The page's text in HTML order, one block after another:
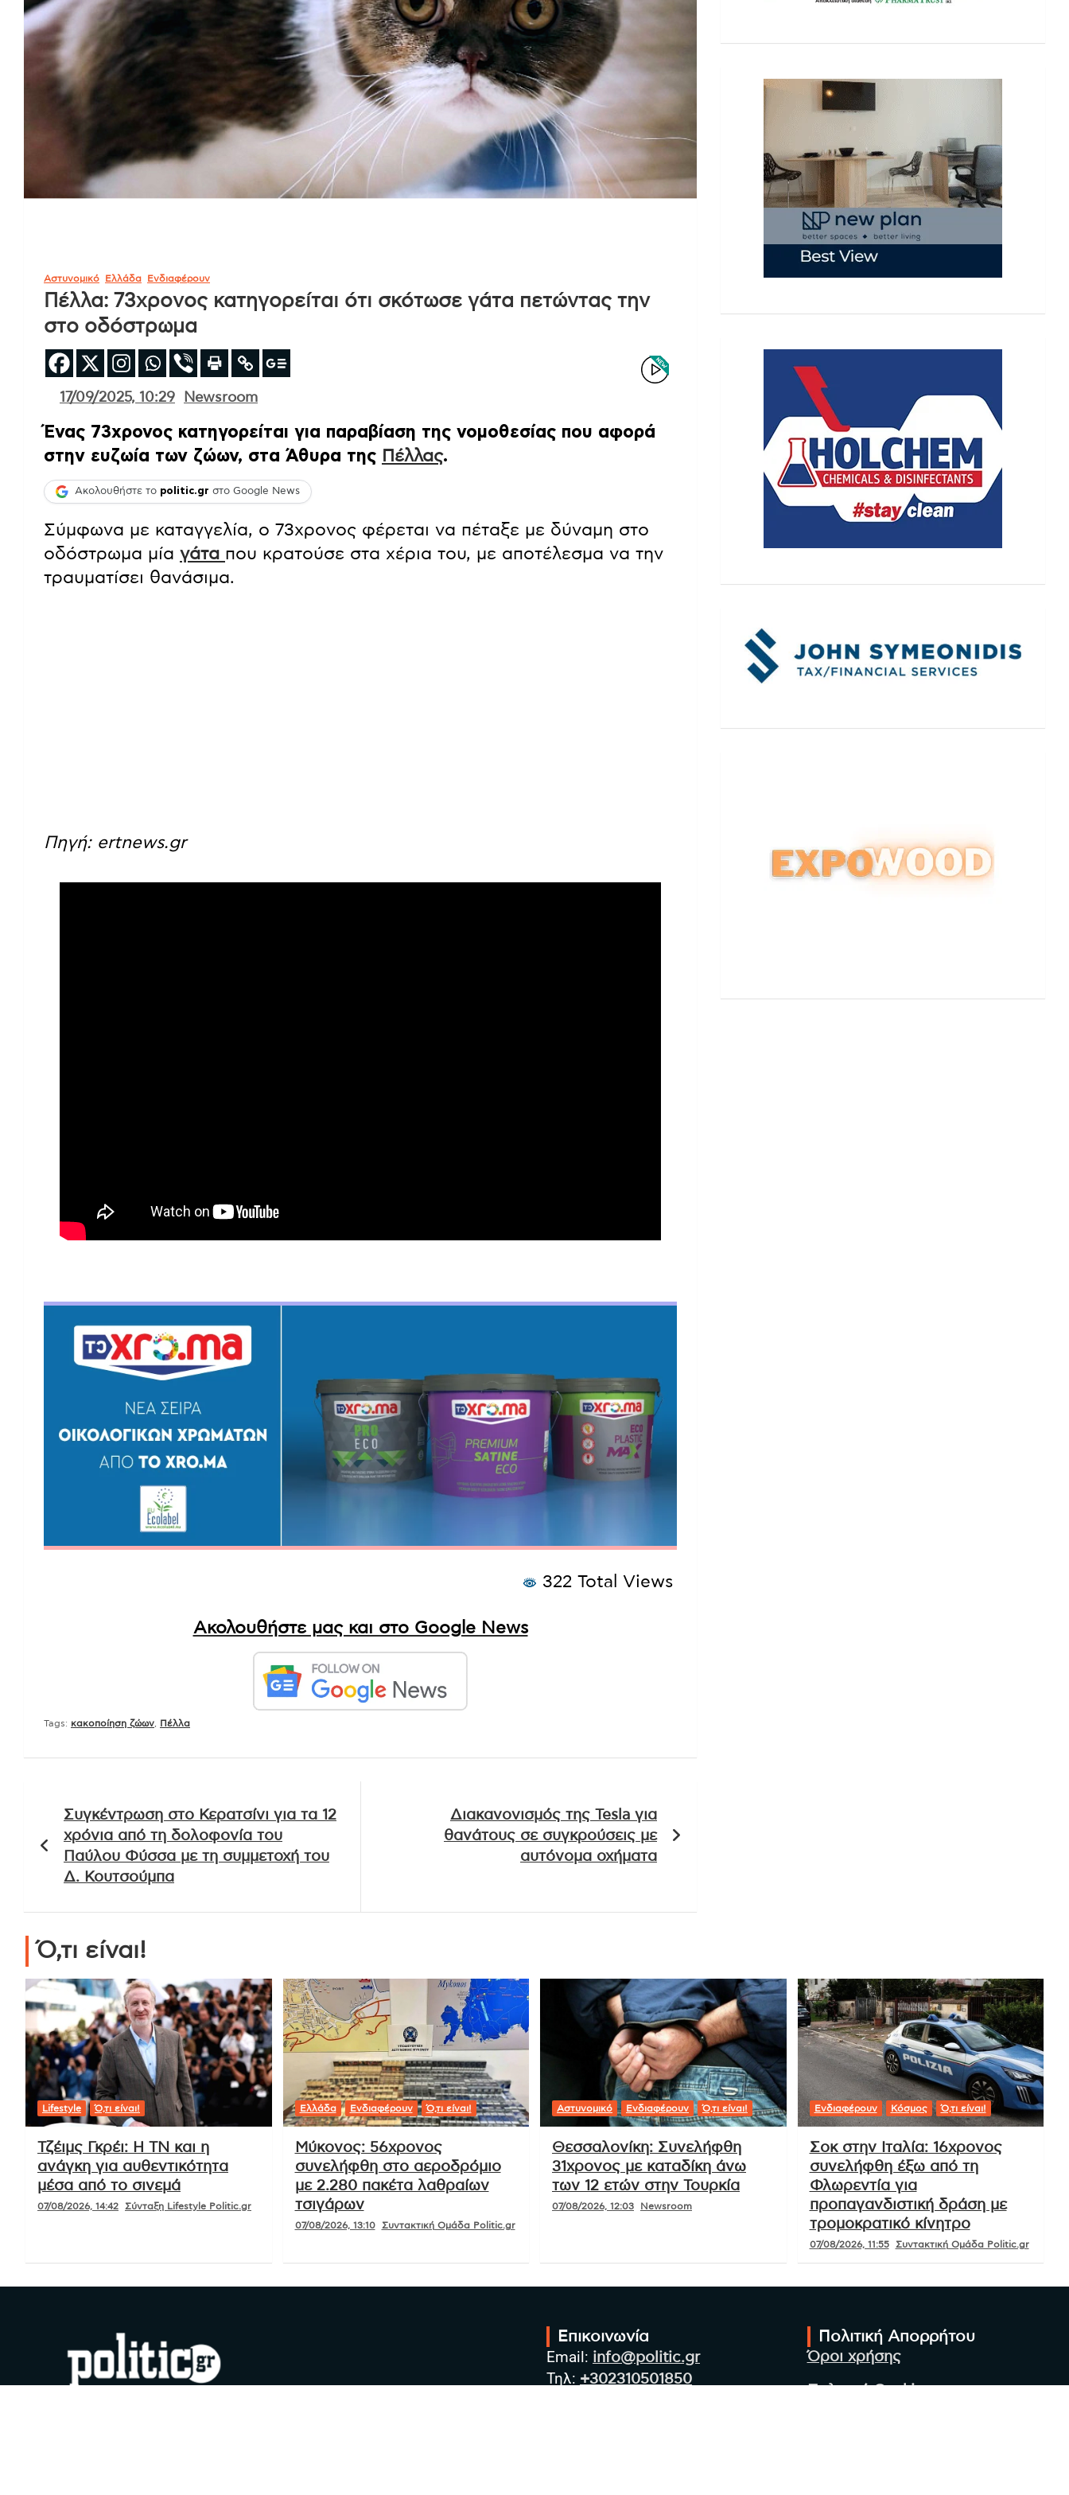
Αστυνομικό Ελλάδα Ενδιαφέρουν
Πέλλα: 73χρονος κατηγορείται ότι σκότωσε γάτα πετώντας την
στο οδόστρωμα
17/09/2025, 10:29 Newsroom
Ένας 73χρονος κατηγορείται για παραβίαση της νομοθεσίας που αφορά
στην ευζωία των ζώων, στα Άθυρα της Πέλλας.
Ακολουθήστε το politic.gr στο Google News
Σύμφωνα με καταγγελία, ο 73χρονος φέρεται να πέταξε με δύναμη στο
οδόστρωμα μία γάτα που κρατούσε στα χέρια του, με αποτέλεσμα να την
τραυματίσει θανάσιμα.
Πηγή: ertnews.gr
322 Total Views
Ακολουθήστε μας και στο Google News
Tags: κακοποίηση ζώων Πέλλα
άρθρων
Συγκέντρωση στο Κερατσίνι για τα 12
χρόνια από τη δολοφονία του
Παύλου Φύσσα με τη συμμετοχή του
Δ. Κουτσούμπα
Διακανονισμός της Tesla για
θανάτους σε συγκρούσεις με
αυτόνομα οχήματα
Ό,τι είναι!
Lifestyle Ό,τι είναι!
Τζέιμς Γκρέι: Η ΤΝ και η
ανάγκη για αυθεντικότητα
μέσα από το σινεμά
07/08/2026, 14:42 Σύνταξη Lifestyle Politic.gr
Ελλάδα Ενδιαφέρουν Ό,τι είναι!
Μύκονος: 56χρονος
συνελήφθη στο αεροδρόμιο
με 2.280 πακέτα λαθραίων
τσιγάρων
07/08/2026, 13:10 Συντακτική Ομάδα Politic.gr
Αστυνομικό Ενδιαφέρουν Ό,τι είναι!
Θεσσαλονίκη: Συνελήφθη
31χρονος με καταδίκη άνω
των 12 ετών στην Τουρκία
07/08/2026, 12:03 Newsroom
Ενδιαφέρουν Κόσμος Ό,τι είναι!
Σοκ στην Ιταλία: 16χρονος
συνελήφθη έξω από τη
Φλωρεντία για
προπαγανδιστική δράση με
τρομοκρατικό κίνητρο
07/08/2026, 11:55 Συντακτική Ομάδα Politic.gr
Επικοινωνία
Email: info@politic.gr
Τηλ: +302310501850
Πολιτική Απορρήτου
Όροι χρήσης
Πολιτική Cookies